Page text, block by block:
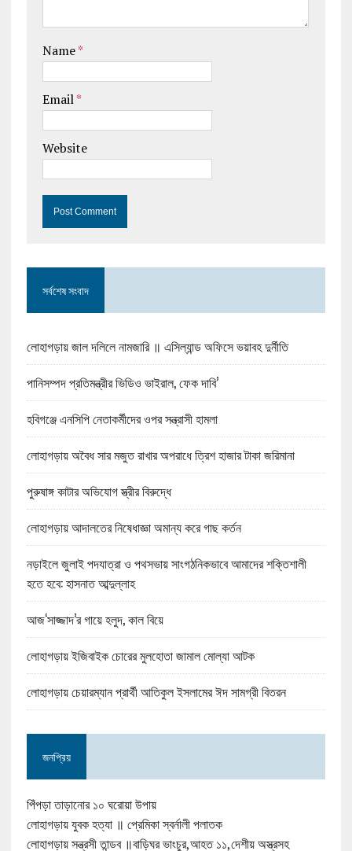
Name*
Email*
Website
সর্বশেষ সংবাদ
লোহাগড়ায় জাল দলিলে নামজারি ॥ এসিল্যান্ড অফিসে ভয়াবহ দুর্নীতি
পানিসম্পদ প্রতিমন্ত্রীর ভিডিও ভাইরাল, ফেক দাবি’
হবিগঞ্জে এনসিপি নেতাকর্মীদের ওপর সন্ত্রাসী হামলা
লোহাগড়ায় অবৈধ সার মজুত রাখার অপরাধে ত্রিশ হাজার টাকা জরিমানা
পুরুষাঙ্গ কাটার অভিযোগ স্ত্রীর বিরুদ্ধে
লোহাগড়ায় আদালতের নিষেধাজ্ঞা অমান্য করে গাছ কর্তন
নড়াইলে জুলাই পদযাত্রা ও পথসভায় সাংগঠনিকভাবে আমাদের শক্তিশালী
হতে হবে: হাসনাত আব্দুল্লাহ
আজ‘সাজ্জাদ’র গায়ে হলুদ, কাল বিয়ে
লোহাগড়ায় ইজিবাইক চোরের মুলহোতা জামাল মোল্যা আটক
লোহাগড়ায় চেয়ারম্যান প্রার্থী আতিকুল ইসলামের ঈদ সামগ্রী বিতরন
জনপ্রিয়
পিঁপড়া তাড়ানোর ১০ ঘরোয়া উপায়
লোহাগড়ায় যুবক হত্যা ॥ প্রেমিকা স্বর্নালী পলাতক
লোহাগড়ায় সন্ত্রসী তান্ডব ॥বাড়িঘর ভাংচুর,আহত ১১,দেশীয় অস্ত্রসহ